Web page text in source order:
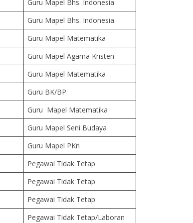
Guru Mapel Bhs. Indonesia
Guru Mapel Bhs. Indonesia
Guru Mapel Matematika
Guru Mapel Agama Kristen
Guru Mapel Matematika
Guru BK/BP
Guru Mapel Matematika
Guru Mapel Seni Budaya
Guru Mapel PKn
Pegawai Tidak Tetap
Pegawai Tidak Tetap
Pegawai Tidak Tetap
Pegawai Tidak Tetap/Laboran